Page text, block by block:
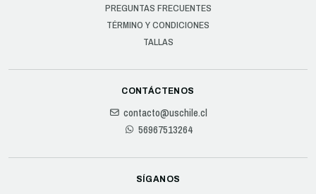
PREGUNTAS FRECUENTES
TÉRMINO Y CONDICIONES
TALLAS
CONTÁCTENOS
contacto@uschile.cl
56967513264
SÍGANOS